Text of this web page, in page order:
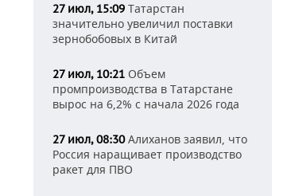
27 июл, 15:09 Татарстан
значительно увеличил поставки
зернобобовых в Китай
27 июл, 10:21 Объем
промпроизводства в Татарстане
вырос на 6,2% с начала 2026 года
27 июл, 08:30Алиханов заявил, что
Россия наращивает производство
ракет для ПВО